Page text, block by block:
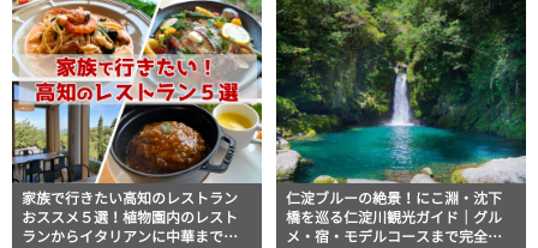
家族で行きたい高知のレストラン
おススメ５選！植物園内のレスト
ランからイタリアンに中華まで楽
仁淀ブルーの絶景！にこ淵・沈下
橋を巡る仁淀川観光ガイド｜グル
メ・宿・モデルコースまで完全網